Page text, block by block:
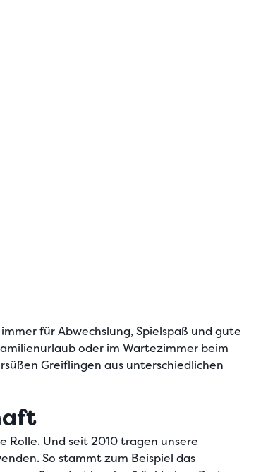
für Abwechslung, Spielspaß und gute
oder im Wartezimmer beim
Greiflingen aus unterschiedlichen
Rolle. Und seit 2010 tragen unsere
So stammt zum Beispiel das